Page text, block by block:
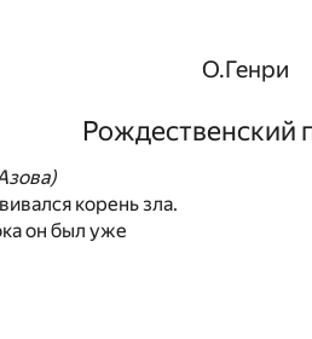
О.Генри
Рождественский
корень зла.
он был уже